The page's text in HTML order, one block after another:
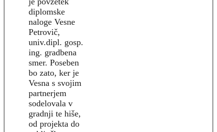
diplomske
naloge Vesne
Petrovič,
univ.dipl. gosp.
ing. gradbena
smer. Poseben
bo zato, ker je
Vesna s svojim
partnerjem
sodelovala v
gradnji te hiše,
od projekta do